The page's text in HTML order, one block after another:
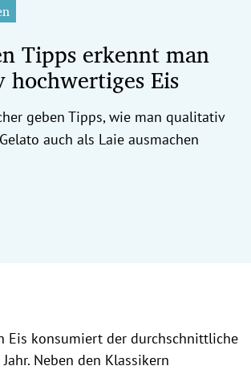
Tipps erkennt man
Eis
geben Tipps, wie man qualitativ
auch als Laie ausmachen
Eis konsumiert der durchschnittliche
Neben den Klassikern